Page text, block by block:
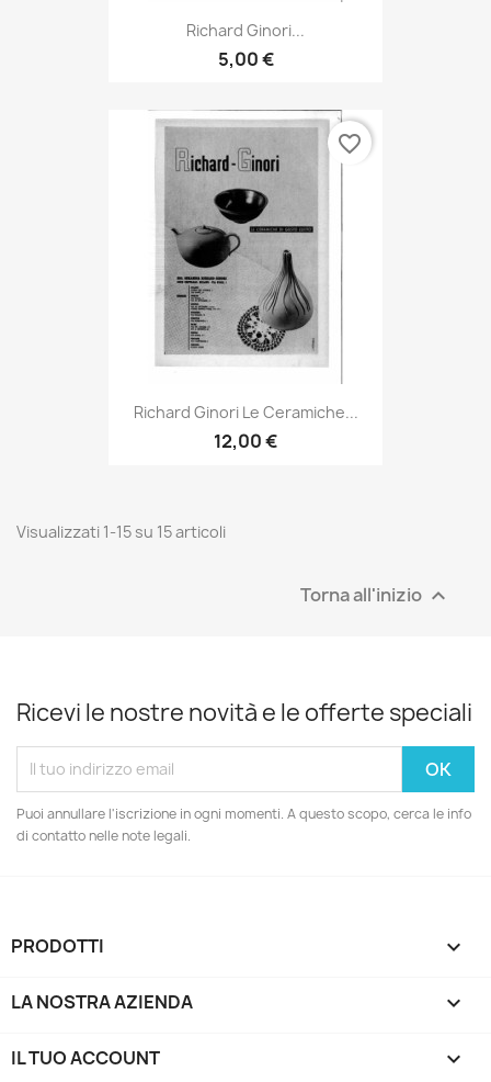
Richard Ginori...
5,00 €
Richard Ginori Le Ceramiche...
12,00 €
favorite_border
Visualizzati 1-15 su 15 articoli
Torna all'inizio 
Ricevi le nostre novità e le offerte speciali
Puoi annullare l'iscrizione in ogni momenti. A questo scopo, cerca le info
di contatto nelle note legali.
PRODOTTI 
LA NOSTRA AZIENDA 
IL TUO ACCOUNT 